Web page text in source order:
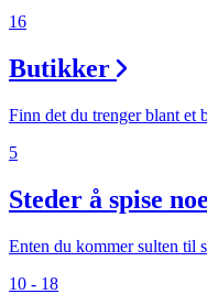
16
Butikker
Finn det du trenger blant et
5
Steder å spise
Enten du kommer sulten til
10 - 18